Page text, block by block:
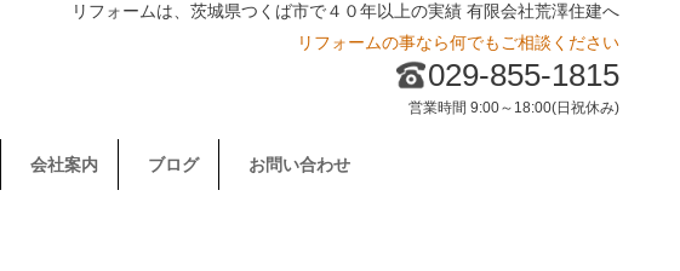
リフォームは、茨城県つくば市で４０年以上の実績 有限会社荒澤住建へ
リフォームの事なら何でもご相談ください
029-855-1815
営業時間 9:00～18:00(日祝休み)
会社案内 ブログ お問い合わせ